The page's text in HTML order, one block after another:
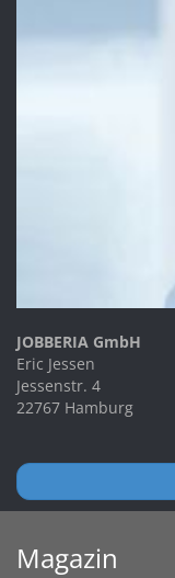
JOBBERIA GmbH
Eric Jessen
Jessenstr. 4
22767 Hamburg
Magazin